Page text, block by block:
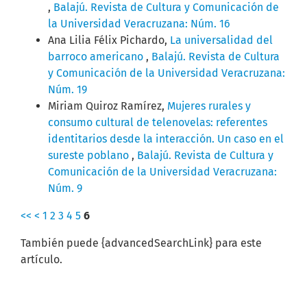
, Balajú. Revista de Cultura y Comunicación de
la Universidad Veracruzana: Núm. 16
Ana Lilia Félix Pichardo, La universalidad del
barroco americano , Balajú. Revista de Cultura
y Comunicación de la Universidad Veracruzana:
Núm. 19
Miriam Quiroz Ramírez, Mujeres rurales y
consumo cultural de telenovelas: referentes
identitarios desde la interacción. Un caso en el
sureste poblano , Balajú. Revista de Cultura y
Comunicación de la Universidad Veracruzana:
Núm. 9
<< < 1 2 3 4 5 6
También puede {advancedSearchLink} para este
artículo.